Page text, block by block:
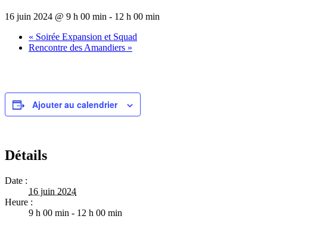
16 juin 2024 @ 9 h 00 min - 12 h 00 min
« Soirée Expansion et Squad
Rencontre des Amandiers »
Ajouter au calendrier
Détails
Date :
16 juin 2024
Heure :
9 h 00 min - 12 h 00 min